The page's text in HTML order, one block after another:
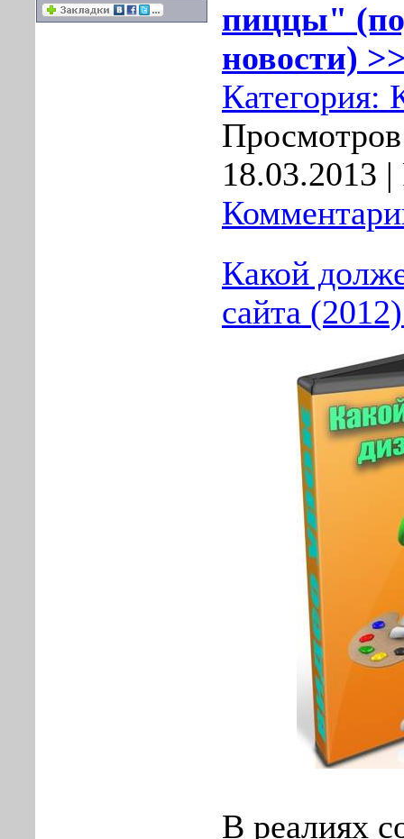
пиццы"
новости)
Категория:
18.03.2013 |
Какой
сайта
В реалиях